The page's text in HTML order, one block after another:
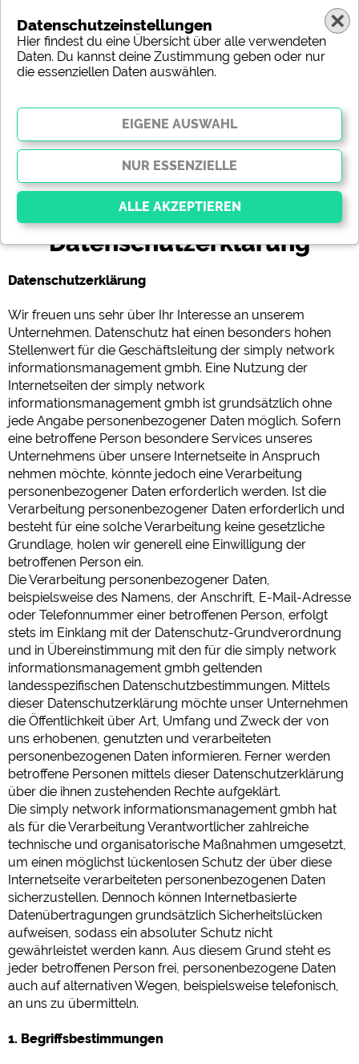
Datenschutzerklärung
Datenschutzerklärung
Wir freuen uns sehr über Ihr Interesse an unserem
Unternehmen. Datenschutz hat einen besonders hohen
Stellenwert für die Geschäftsleitung der simply network
informationsmanagement gmbh. Eine Nutzung der
Internetseiten der simply network
informationsmanagement gmbh ist grundsätzlich ohne
jede Angabe personenbezogener Daten möglich. Sofern
eine betroffene Person besondere Services unseres
Unternehmens über unsere Internetseite in Anspruch
nehmen möchte, könnte jedoch eine Verarbeitung
personenbezogener Daten erforderlich werden. Ist die
Verarbeitung personenbezogener Daten erforderlich und
besteht für eine solche Verarbeitung keine gesetzliche
Grundlage, holen wir generell eine Einwilligung der
betroffenen Person ein.
Die Verarbeitung personenbezogener Daten,
beispielsweise des Namens, der Anschrift, E-Mail-Adresse
oder Telefonnummer einer betroffenen Person, erfolgt
stets im Einklang mit der Datenschutz-Grundverordnung
und in Übereinstimmung mit den für die simply network
informationsmanagement gmbh geltenden
landesspezifischen Datenschutzbestimmungen. Mittels
dieser Datenschutzerklärung möchte unser Unternehmen
die Öffentlichkeit über Art, Umfang und Zweck der von
uns erhobenen, genutzten und verarbeiteten
personenbezogenen Daten informieren. Ferner werden
betroffene Personen mittels dieser Datenschutzerklärung
über die ihnen zustehenden Rechte aufgeklärt.
Die simply network informationsmanagement gmbh hat
als für die Verarbeitung Verantwortlicher zahlreiche
technische und organisatorische Maßnahmen umgesetzt,
um einen möglichst lückenlosen Schutz der über diese
Internetseite verarbeiteten personenbezogenen Daten
sicherzustellen. Dennoch können Internetbasierte
Datenübertragungen grundsätzlich Sicherheitslücken
aufweisen, sodass ein absoluter Schutz nicht
gewährleistet werden kann. Aus diesem Grund steht es
jeder betroffenen Person frei, personenbezogene Daten
auch auf alternativen Wegen, beispielsweise telefonisch,
an uns zu übermitteln.
1. Begriffsbestimmungen
Datenschutzeinstellungen
Hier findest du eine Übersicht über alle verwendeten
Daten. Du kannst deine Zustimmung geben oder nur
die essenziellen Daten auswählen.
Essenzielle Cookies ermöglichen grundlegende
der Website dringend erforderlich. Ohne diese
Cookies werden Teile der Website nicht
funktionieren.
Social Media
Campingplatzvorschau (Vorschau der Internetseiten von
Campingplätzen)
siehe Datenschutzerklärung des jeweiligen Anbieters
Facebook (Vorschau der Facebookseite von Campingplätzen)
https://www.facebook.com/about/privacy/
Externe Medien
YouTube (Videos von Campingplätzen)
https://policies.google.com/privacy
Google Maps (Kartensuche, Anfahrt usw.)
https://policies.google.com/privacy
Google reCAPTCHA (Formulare)
https://policies.google.com/privacy
Statistiken
Google Analytics
https://policies.google.com/privacy
Marketing
Google Ads
https://policies.google.com/privacy
Google AdSense
https://policies.google.com/privacy
Google Remarketing
https://policies.google.com/privacy
Die Cookieeinstellungen können jeder Zeit im Footer
über "COOKIES" geändert werden!